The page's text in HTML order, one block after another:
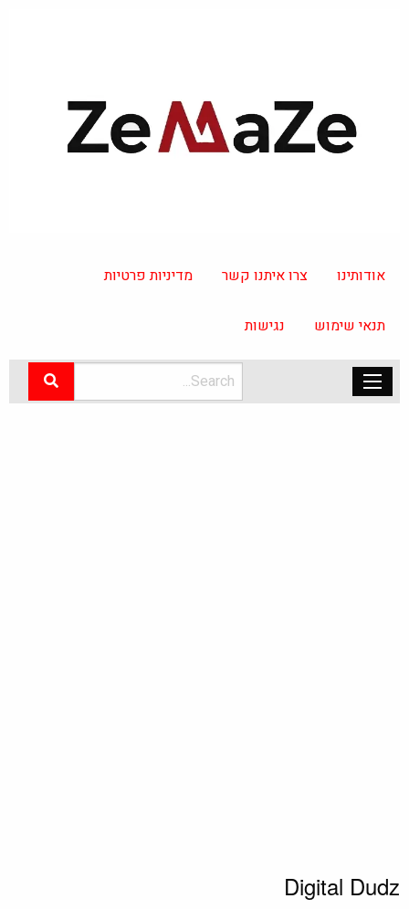
אודותינו צרו איתנו קשר מדיניות פרטיות
תנאי שימוש נגישות
Digital Dudz